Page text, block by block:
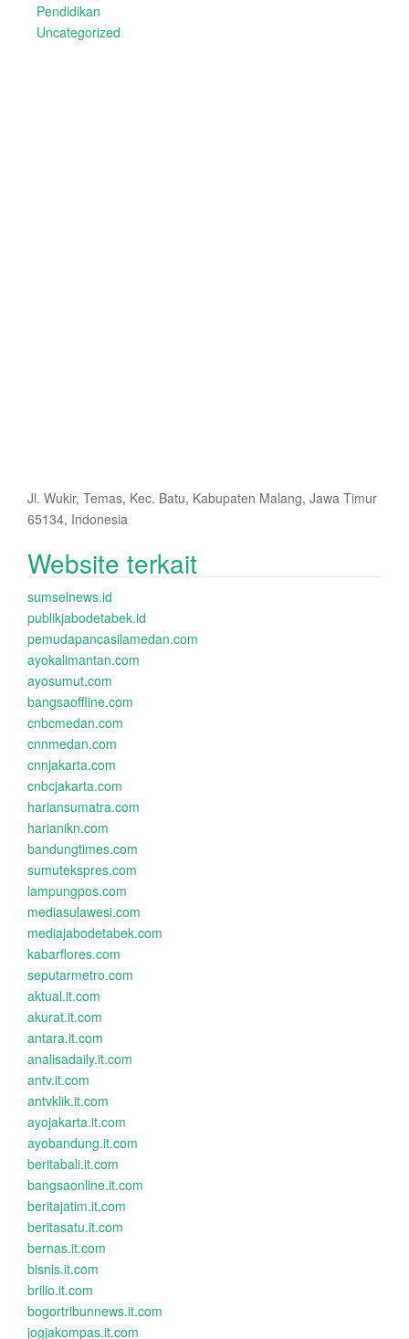
Pendidikan
Uncategorized
Jl. Wukir, Temas, Kec. Batu, Kabupaten Malang, Jawa Timur
65134, Indonesia
Website terkait
sumselnews.id
publikjabodetabek.id
pemudapancasilamedan.com
ayokalimantan.com
ayosumut.com
bangsaoffline.com
cnbcmedan.com
cnnmedan.com
cnnjakarta.com
cnbcjakarta.com
hariansumatra.com
harianikn.com
bandungtimes.com
sumutekspres.com
lampungpos.com
mediasulawesi.com
mediajabodetabek.com
kabarflores.com
seputarmetro.com
aktual.it.com
akurat.it.com
antara.it.com
analisadaily.it.com
antv.it.com
antvklik.it.com
ayojakarta.it.com
ayobandung.it.com
beritabali.it.com
bangsaonline.it.com
beritajatim.it.com
beritasatu.it.com
bernas.it.com
bisnis.it.com
brilio.it.com
bogortribunnews.it.com
jogjakompas.it.com